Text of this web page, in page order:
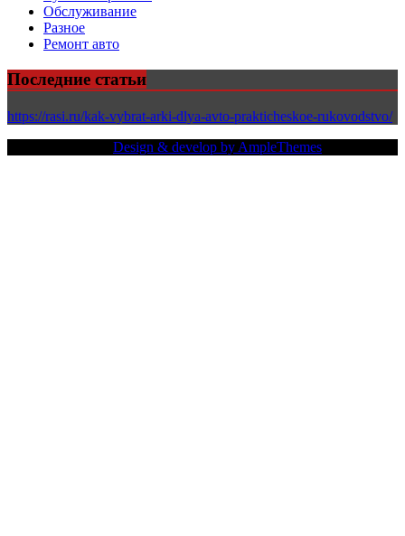
Обслуживание
Разное
Ремонт авто
Последние статьи
https://rasi.ru/kak-vybrat-arki-dlya-avto-prakticheskoe-rukovodstvo/
Design & develop by AmpleThemes